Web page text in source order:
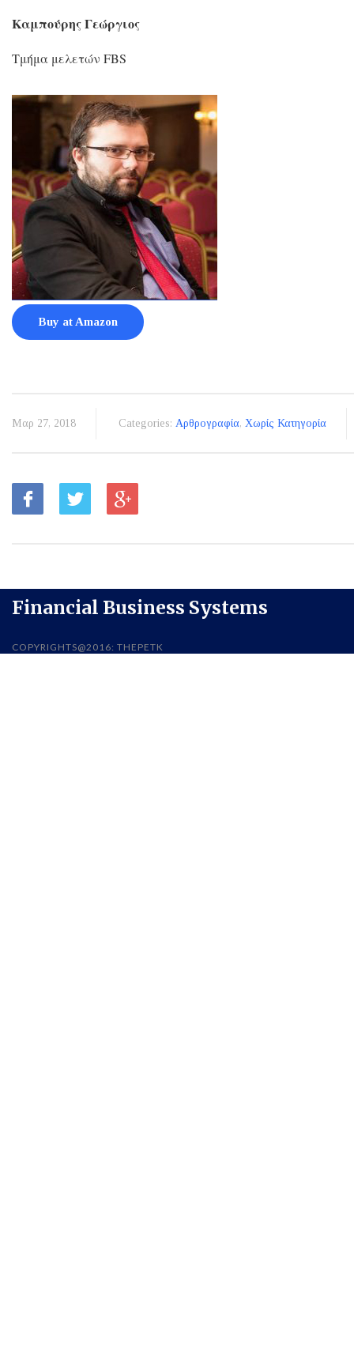
Καμπούρης Γεώργιος
Τμήμα μελετών FBS
Buy at Amazon
Μαρ 27, 2018 Categories: Αρθρογραφία, Χωρίς Κατηγορία
Financial Business Systems
COPYRIGHTS@2016: THEPETK